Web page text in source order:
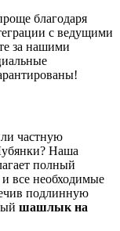
благодаря
с ведущими
за нашими
частную
Наша
полный
все необходимые
подлинную
шашлык на